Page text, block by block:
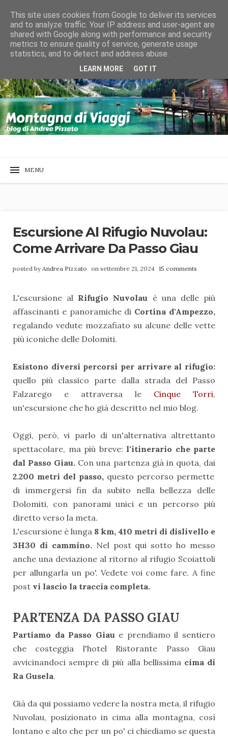
Escursione Al Rifugio Nuvolau:
Come Arrivare Da Passo Giau
posted by Andrea Pizzato on settembre 21, 2024 15 comments
L'escursione al Rifugio Nuvolau è una delle più
affascinanti e panoramiche di Cortina d'Ampezzo,
regalando vedute mozzafiato su alcune delle vette
più iconiche delle Dolomiti.
Esistono diversi percorsi per arrivare al rifugio:
quello più classico parte dalla strada del Passo
Falzarego e attraversa le Cinque Torri,
un'escursione che ho già descritto nel mio blog.
Oggi, però, vi parlo di un'alternativa altrettanto
spettacolare, ma più breve: l'itinerario che parte
dal Passo Giau. Con una partenza già in quota, dai
2.200 metri del passo, questo percorso permette
di immergersi fin da subito nella bellezza delle
Dolomiti, con panorami unici e un percorso più
diretto verso la meta.
L'escursione è lunga 8 km, 410 metri di dislivello e
3H30 di cammino. Nel post qui sotto ho messo
anche una deviazione al ritorno al rifugio Scoiattoli
per allungarla un po'. Vedete voi come fare. A fine
post vi lascio la traccia completa.
PARTENZA DA PASSO GIAU
Partiamo da Passo Giau e prendiamo il sentiero
che costeggia l'hotel Ristorante Passo Giau
avvicinandoci sempre di più alla bellissima cima di
Ra Gusela.
Già da qui possiamo vedere la nostra meta, il rifugio
Nuvolau, posizionato in cima alla montagna, così
lontano e alto che per un po' ci chiediamo se questa
This site uses cookies from Google to deliver its services
and to analyze traffic. Your IP address and user-agent are
shared with Google along with performance and security
metrics to ensure quality of service, generate usage
statistics, and to detect and address abuse.
LEARN MORE GOT IT